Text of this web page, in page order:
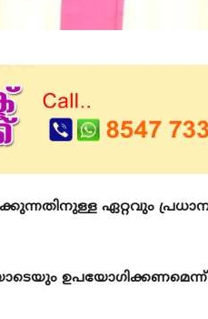
ഏറ്റവും
ഉപയോഗിക്കണമെന്ന്